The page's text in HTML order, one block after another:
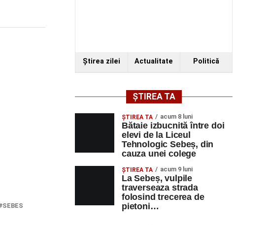
SEBES
Ştirea zilei Actualitate Politică
ȘTIREA TA
ŞTIREA TA acum 8 luni
Bătaie izbucnită între doi
elevi de la Liceul
Tehnologic Sebeș, din
cauza unei colege
ŞTIREA TA acum 9 luni
La Sebeș, vulpile
traverseaza strada
folosind trecerea de
pietoni…